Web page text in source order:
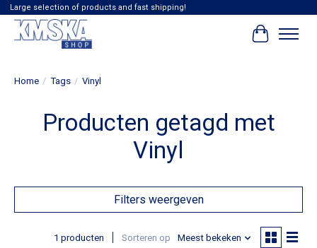
Large selection of products and fast shipping!
Home / Tags / Vinyl
Producten getagd met
Vinyl
Filters weergeven
1 producten Sorteren op Meest bekeken